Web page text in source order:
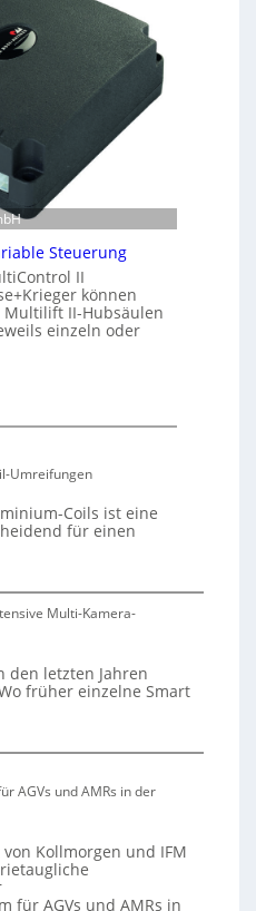
Steuerung
II
können
Multilift II-Hubsäulen
einzeln oder
Umreifungen
Coils ist eine
für einen
Multi-Kamera-
den letzten Jahren
früher einzelne Smart
AGVs und AMRs in der
Kollmorgen und IFM
für AGVs und AMRs in